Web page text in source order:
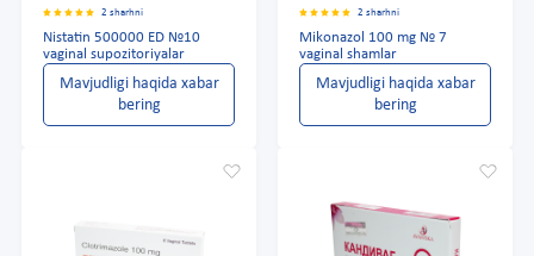
2 sharhni
Nistatin 500000 ED №10
vaginal supozitoriyalar
Mavjudligi haqida xabar
bering
2 sharhni
Mikonazol 100 mg № 7
vaginal shamlar
Mavjudligi haqida xabar
bering